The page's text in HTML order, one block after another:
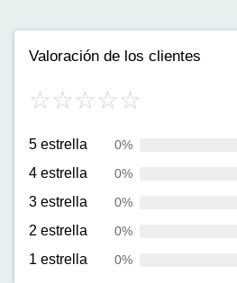
Valoración de los clientes
5 estrella 0%
4 estrella 0%
3 estrella 0%
2 estrella 0%
1 estrella 0%